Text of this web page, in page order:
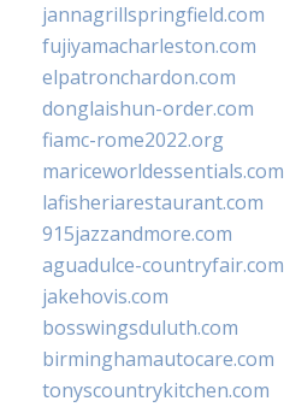
jannagrillspringfield.com
fujiyamacharleston.com
elpatronchardon.com
donglaishun-order.com
fiamc-rome2022.org
mariceworldessentials.com
lafisheriarestaurant.com
915jazzandmore.com
aguadulce-countryfair.com
jakehovis.com
bosswingsduluth.com
birminghamautocare.com
tonyscountrykitchen.com